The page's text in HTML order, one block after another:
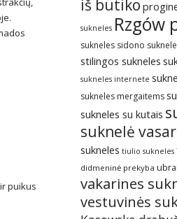
puikus
iš butiko
sukneles Rzgów
sukneles sidono
stilingos sukneles
sukneles internete
sukneles mergaitems
sukneles su kutais
suknelė
sukneles tiulio sukneles
didmeninė prekyba
vakarines
vestuvinės